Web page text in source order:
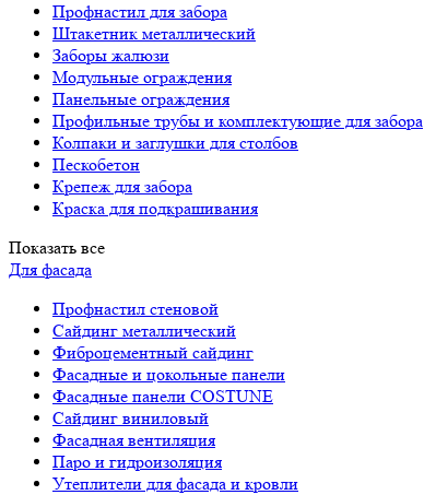
Профнастил для забора
Штакетник металлический
Заборы жалюзи
Модульные ограждения
Панельные ограждения
Профильные трубы и комплектующие для забора
Колпаки и заглушки для столбов
Пескобетон
Крепеж для забора
Краска для подкрашивания
Показать все
Для фасада
Профнастил стеновой
Сайдинг металлический
Фиброцементный сайдинг
Фасадные и цокольные панели
Фасадные панели COSTUNE
Сайдинг виниловый
Фасадная вентиляция
Паро и гидроизоляция
Утеплители для фасада и кровли